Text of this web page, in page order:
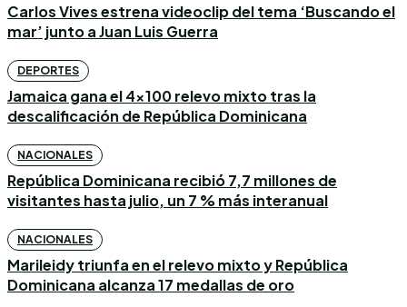
Carlos Vives estrena videoclip del tema ‘Buscando el
mar’ junto a Juan Luis Guerra
DEPORTES
Jamaica gana el 4×100 relevo mixto tras la
descalificación de República Dominicana
NACIONALES
República Dominicana recibió 7,7 millones de
visitantes hasta julio, un 7 % más interanual
NACIONALES
Marileidy triunfa en el relevo mixto y República
Dominicana alcanza 17 medallas de oro